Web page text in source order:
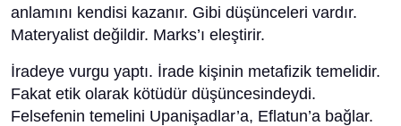
anlamını kendisi kazanır. Gibi düşünceleri vardır.
Materyalist değildir. Marks’ı eleştirir.
İradeye vurgu yaptı. İrade kişinin metafizik temelidir.
Fakat etik olarak kötüdür düşüncesindeydi.
Felsefenin temelini Upanişadlar’a, Eflatun’a bağlar.